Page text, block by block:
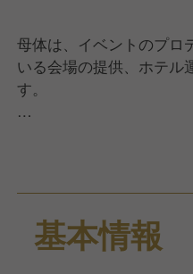
母体は、イベントのプロ
いる会場の提供、ホテル
す。
清掃などのサービス業務
また、会議室の設営やフ
な業務に携わる機会が多
基本情報